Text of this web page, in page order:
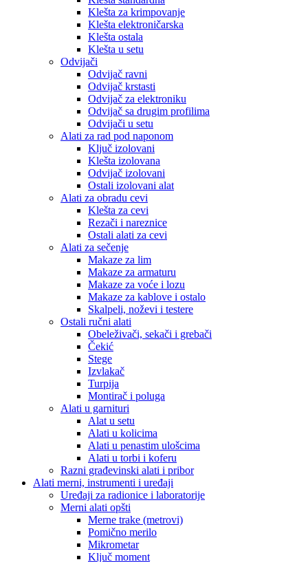
Klešta za krimpovanje
Klešta elektroničarska
Klešta ostala
Klešta u setu
Odvijači
Odvijač ravni
Odvijač krstasti
Odvijač za elektroniku
Odvijač sa drugim profilima
Odvijači u setu
Alati za rad pod naponom
Ključ izolovani
Klešta izolovana
Odvijač izolovani
Ostali izolovani alat
Alati za obradu cevi
Klešta za cevi
Rezači i nareznice
Ostali alati za cevi
Alati za sečenje
Makaze za lim
Makaze za armaturu
Makaze za voće i lozu
Makaze za kablove i ostalo
Skalpeli, noževi i testere
Ostali ručni alati
Obeleživači, sekači i grebači
Čekić
Stege
Izvlakač
Turpija
Montirač i poluga
Alati u garnituri
Alat u setu
Alati u kolicima
Alati u penastim ulošcima
Alati u torbi i koferu
Razni građevinski alati i pribor
Alati merni, instrumenti i uređaji
Uređaji za radionice i laboratorije
Merni alati opšti
Merne trake (metrovi)
Pomično merilo
Mikrometar
Ključ moment